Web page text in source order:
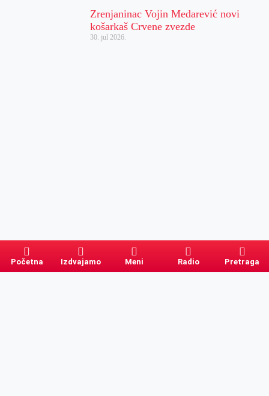
Zrenjaninac Vojin Medarević novi
košarkaš Crvene zvezde
30. jul 2026.
Početna Izdvajamo Meni Radio Pretraga